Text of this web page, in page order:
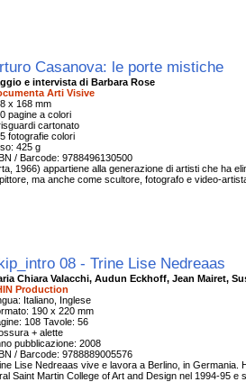
Casanova: le porte mistiche
e intervista di Barbara Rose
Arti Visive
x 168 mm
pagine a colori
cartonato
fotografie colori
425 g
/ Barcode: 9788496130500
1966) appartiene alla generazione di artisti che ha
ma anche come scultore, fotografo e video-
08 - Trine Lise Nedreaas
Chiara Valacchi, Audun Eckhoff, Jean Mairet,
Production
Italiano, Inglese
190 x 220 mm
108 Tavole: 56
+ alette
pubblicazione: 2008
/ Barcode: 9788889005576
Lise Nedreaas vive e lavora a Berlino, in Germania.
Saint Martin College of Art and Design nel 1994-95 e